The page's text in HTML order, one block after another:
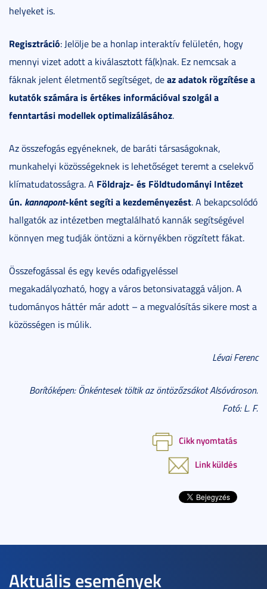
helyeket is.
Regisztráció: Jelölje be a honlap interaktív felületén, hogy
mennyi vizet adott a kiválasztott fá(k)nak. Ez nemcsak a
fáknak jelent életmentő segítséget, deaz adatok rögzítése a
kutatók számára is értékes információval szolgál a
fenntartási modellek optimalizálásához.
Az összefogás egyéneknek, de baráti társaságoknak,
munkahelyi közösségeknek is lehetőséget teremt a cselekvő
klímatudatosságra. A Földrajz- és Földtudományi Intézet
ún. kannapont-ként segíti a kezdeményezést. A bekapcsolódó
hallgatók az intézetben megtalálható kannák segítségével
könnyen meg tudják öntözni a környékben rögzített fákat.
Összefogással és egy kevés odafigyeléssel
megakadályozható, hogy a város betonsivataggá váljon. A
tudományos háttér már adott – a megvalósítás sikere most a
közösségen is múlik.
Lévai Ferenc
Borítóképen: Önkéntesek töltik az öntözőzsákot Alsóvároson.
Fotó: L. F.
Cikk nyomtatás
Link küldés
Aktuális események